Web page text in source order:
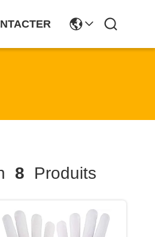
8 Produits